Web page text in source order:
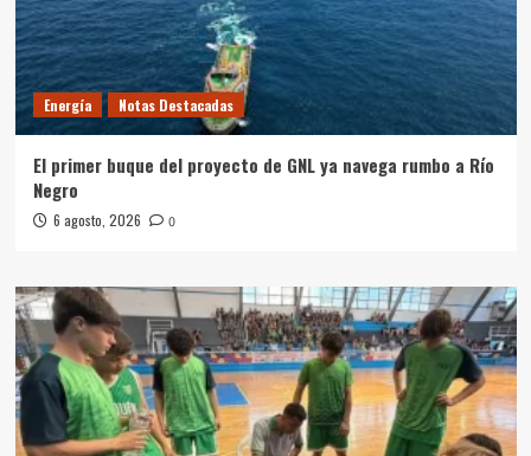
Energía Notas Destacadas
El primer buque del proyecto de GNL ya navega rumbo a Río
Negro
6 agosto, 2026 0